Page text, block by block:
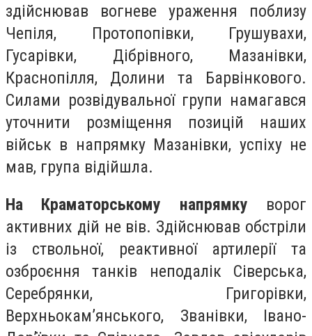
здійснював вогневе ураження поблизу
Чепіля, Протопопівки, Грушувахи,
Гусарівки, Дібрівного, Мазанівки,
Краснопілля, Долини та Барвінкового.
Силами розвідувальної групи намагався
уточнити розміщення позицій наших
військ в напрямку Мазанівки, успіху не
мав, група відійшла.
На Краматорському напрямку ворог
активних дій не вів. Здійснював обстріли
із ствольної, реактивної артилерії та
озброєння танків неподалік Сіверська,
Серебрянки, Григорівки,
Верхньокам’янського, Званівки, Івано-